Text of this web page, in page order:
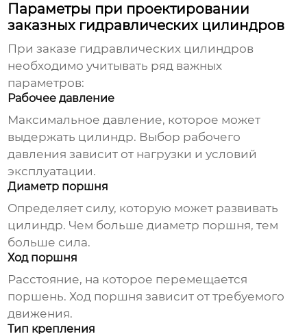
Параметры при проектировании
заказных гидравлических цилиндров
При заказе гидравлических цилиндров
необходимо учитывать ряд важных
параметров:
Рабочее давление
Максимальное давление, которое может
выдержать цилиндр. Выбор рабочего
давления зависит от нагрузки и условий
эксплуатации.
Диаметр поршня
Определяет силу, которую может развивать
цилиндр. Чем больше диаметр поршня, тем
больше сила.
Ход поршня
Расстояние, на которое перемещается
поршень. Ход поршня зависит от требуемого
движения.
Тип крепления